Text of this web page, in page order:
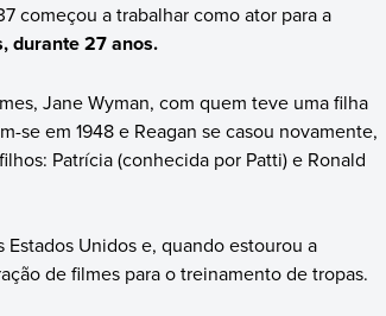
começou a trabalhar como ator para a
durante 27 anos.
Jane Wyman, com quem teve uma filha
se em 1948 e Reagan se casou novamente,
Patrícia (conhecida por Patti) e Ronald
Estados Unidos e, quando estourou a
de filmes para o treinamento de tropas.